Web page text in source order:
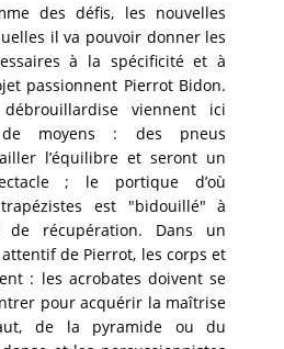
des défis, les nouvelles
il va pouvoir donner les
à la spécificité et à
passionnent Pierrot Bidon.
viennent ici
de moyens : des pneus
l’équilibre et seront un
; le portique d’où
est "bidouillé" à
récupération. Dans un
de Pierrot, les corps et
: les acrobates doivent se
pour acquérir la maîtrise
de la pyramide ou du